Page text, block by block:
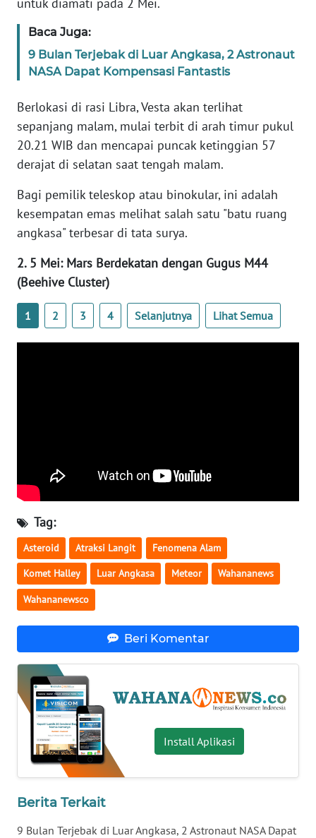
Baca Juga:
9 Bulan Terjebak di Luar Angkasa, 2 Astronaut
NASA Dapat Kompensasi Fantastis
Berlokasi di rasi Libra, Vesta akan terlihat
sepanjang malam, mulai terbit di arah timur pukul
20.21 WIB dan mencapai puncak ketinggian 57
derajat di selatan saat tengah malam.
Bagi pemilik teleskop atau binokular, ini adalah
kesempatan emas melihat salah satu "batu ruang
angkasa" terbesar di tata surya.
2. 5 Mei: Mars Berdekatan dengan Gugus M44
(Beehive Cluster)
1 2 3 4 Selanjutnya Lihat Semua
Tag:
Asteroid Atraksi Langit Fenomena Alam
Komet Halley Luar Angkasa Meteor Wahananews
Wahananewsco
Beri Komentar
Install Aplikasi
Berita Terkait
9 Bulan Terjebak di Luar Angkasa, 2 Astronaut NASA Dapat
News
Regional
WN
SUMUT
WN
JAKARTA
WN
WN
BANTEN
WN
NTT
WN
WN
SERAMBI
WN
JAMBI
WN
SULTRA
WN
NTB
WN
SULTENG
WN